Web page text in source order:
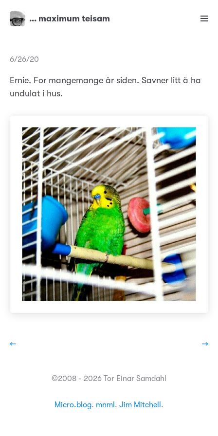
… maximum teisam
6/26/20
Ernie. For mangemange år siden. Savner litt å ha
undulat i hus.
← →
©2008 - 2026 Tor Einar Samdahl
Micro.blog. mnml . Jim Mitchell .